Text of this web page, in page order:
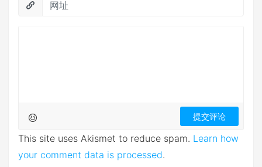
This site uses Akismet to reduce spam. Learn how
your comment data is processed.